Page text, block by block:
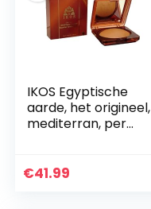
IKOS Egyptische
aarde, het origineel,
mediterran, per
€41.99